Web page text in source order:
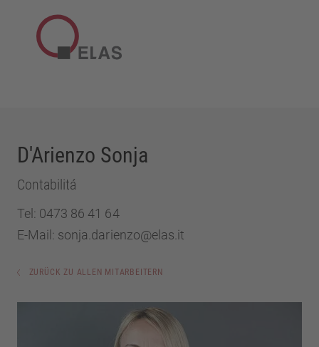
D'Arienzo Sonja
Contabilitá
Tel: 0473 86 41 64
E-Mail: sonja.darienzo@elas.it
ZURÜCK ZU ALLEN MITARBEITERN